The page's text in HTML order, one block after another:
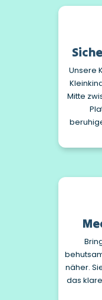
Unsere
Mitte
näher.
das